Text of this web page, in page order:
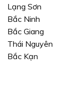
Lạng Sơn
Bắc Ninh
Bắc Giang
Thái Nguyên
Bắc Kạn